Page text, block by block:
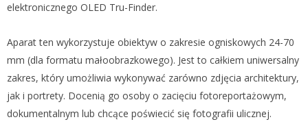
elektronicznego OLED Tru-Finder.
Aparat ten wykorzystuje obiektyw o zakresie ogniskowych 24-70
mm (dla formatu małoobrazkowego). Jest to całkiem uniwersalny
zakres, który umożliwia wykonywać zarówno zdjęcia architektury,
jak i portrety. Docenią go osoby o zacięciu fotoreportażowym,
dokumentalnym lub chcące poświecić się fotografii ulicznej.